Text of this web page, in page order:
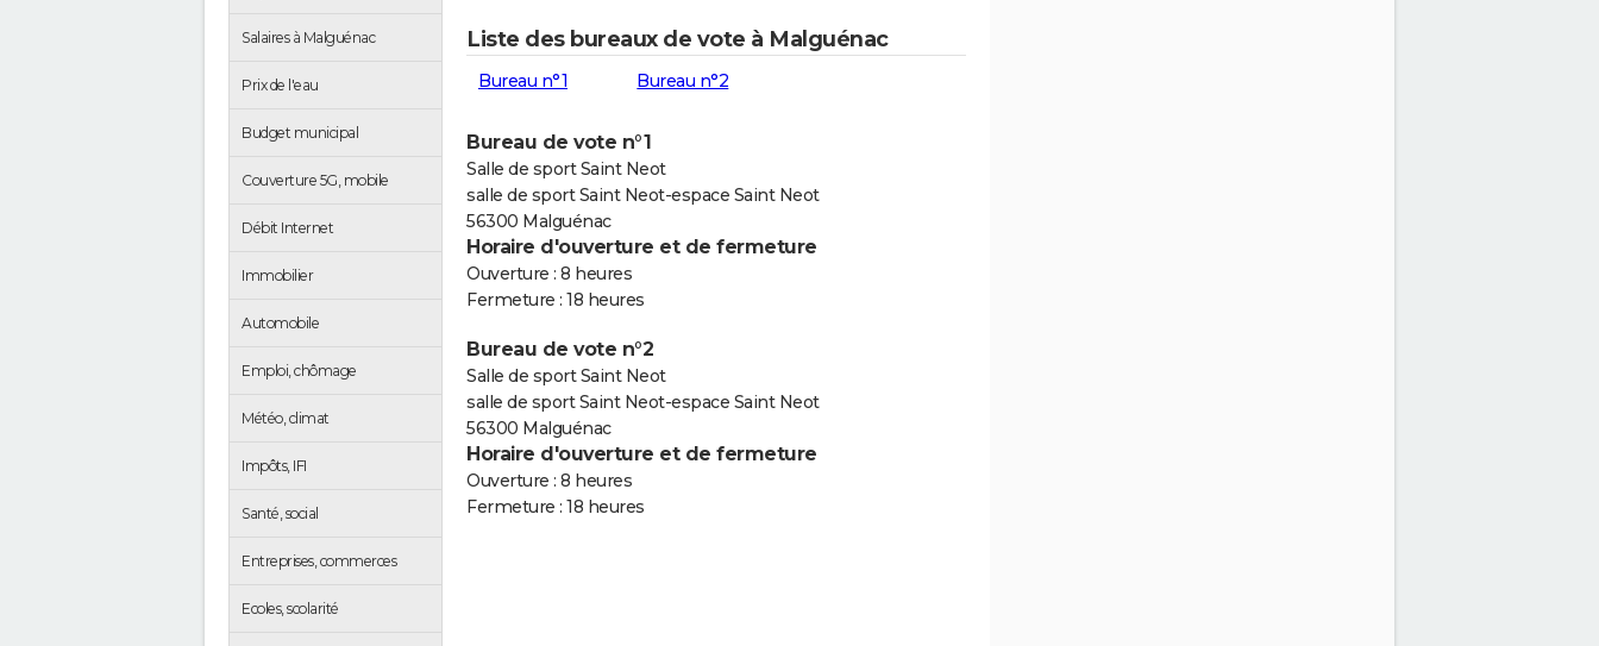
Salaires à Malguénac
Prix de l'eau
Budget municipal
Couverture 5G, mobile
Débit Internet
Immobilier
Automobile
Emploi, chômage
Météo, climat
Impôts, IFI
Santé, social
Entreprises, commerces
Ecoles, scolarité
Liste des bureaux de vote à Malguénac
Bureau n°1 Bureau n°2
Bureau de vote n°1
Salle de sport Saint Neot
salle de sport Saint Neot-espace Saint Neot
56300 Malguénac
Horaire d'ouverture et de fermeture
Ouverture : 8 heures
Fermeture : 18 heures
Bureau de vote n°2
Salle de sport Saint Neot
salle de sport Saint Neot-espace Saint Neot
56300 Malguénac
Horaire d'ouverture et de fermeture
Ouverture : 8 heures
Fermeture : 18 heures